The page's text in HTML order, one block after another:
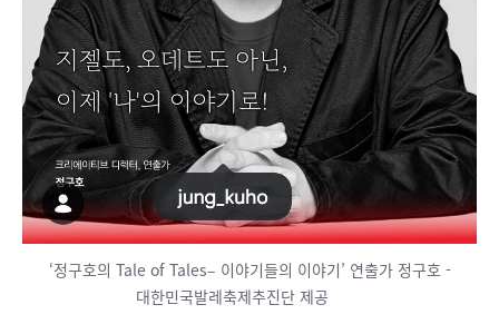
‘정구호의 Tale of Tales– 이야기들의 이야기’ 연출가 정구호 -
대한민국발레축제추진단 제공